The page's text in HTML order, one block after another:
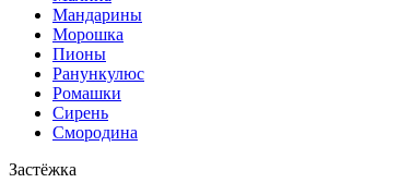
Мандарины
Морошка
Пионы
Ранункулюс
Ромашки
Сирень
Смородина
Застёжка